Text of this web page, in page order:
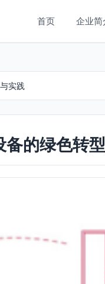
首页 企业简
实践
的绿色转